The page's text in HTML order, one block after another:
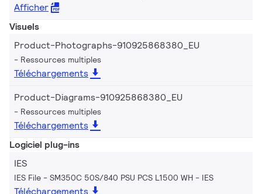
Afficher
Visuels
Product-Photographs-910925868380_EU
Ressources multiples
Téléchargements
Product-Diagrams-910925868380_EU
Ressources multiples
Téléchargements
Logiciel plug-ins
IES
IES File - SM350C 50S/840 PSU PCS L1500 WH IES
Téléchargements